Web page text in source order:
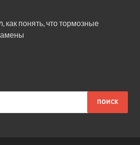
как понять, что тормозные